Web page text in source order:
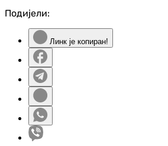
Подијели:
Линк је копиран!